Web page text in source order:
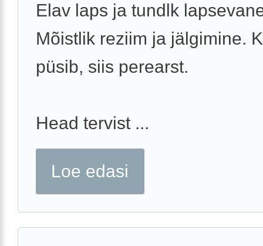
Elav laps ja tundlk
Mõistlik reziim ja jälgimine.
püsib, siis perearst.
Head tervist ...
Loe edasi